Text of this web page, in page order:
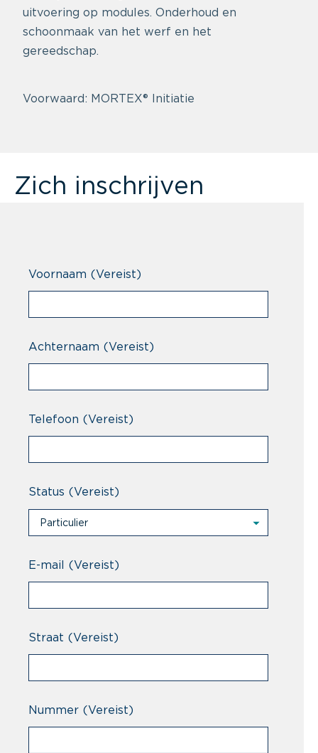
uitvoering op modules. Onderhoud en
schoonmaak van het werf en het
gereedschap.
Voorwaard: MORTEX® Initiatie
Zich inschrijven
Voornaam (Vereist)
Achternaam (Vereist)
Telefoon (Vereist)
Status (Vereist)
Particulier
Professional
E-mail (Vereist)
Straat (Vereist)
Nummer (Vereist)